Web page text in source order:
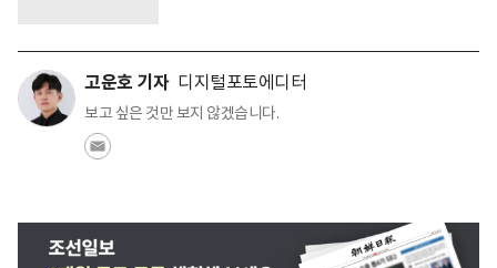
고운호 기자 디지털포토에디터
보고 싶은 것만 보지 않겠습니다.